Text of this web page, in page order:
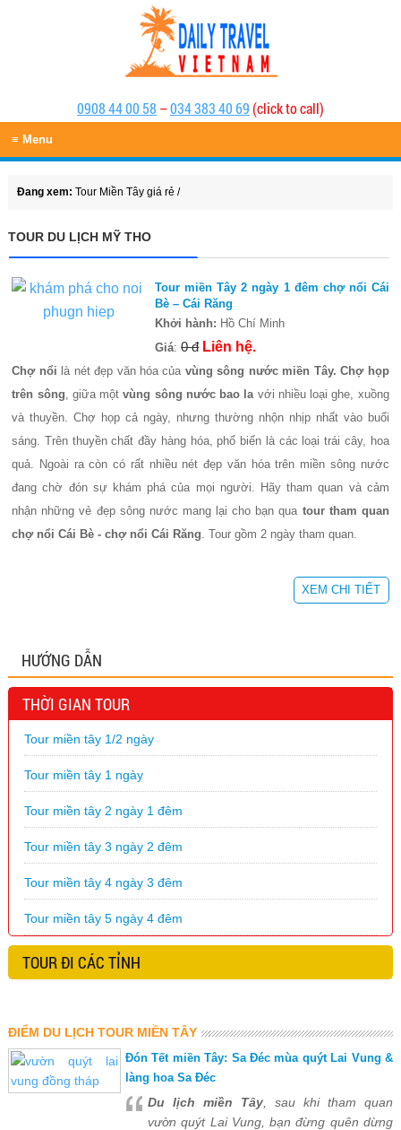
0908 44 00 58 –034 383 40 69 (click to call)
≡ Menu
Đang xem: Tour Miền Tây giá rẻ /
TOUR DU LỊCH MỸ THO
Tour miền Tây 2 ngày 1 đêm chợ nổi Cái
Bè – Cái Răng
Khởi hành: Hồ Chí Minh
Giá:0 đ Liên hệ.
Chợ nổi là nét đẹp văn hóa của vùng sông nước miền Tây. Chợ họp
trên sông, giữa mộtvùng sông nước bao lavới nhiều loại ghe, xuồng
và thuyền. Chợ họp cả ngày, nhưng thường nhộn nhịp nhất vào buổi
sáng. Trên thuyền chất đầy hàng hóa, phổ biến là các loại trái cây, hoa
quả. Ngoài ra còn có rất nhiều nét đẹp văn hóa trên miền sông nước
đang chờ đón sự khám phá của mọi người. Hãy tham quan và cảm
nhận những vẻ đẹp sông nước mang lại cho bạn qua tour tham quan
chợ nổi Cái Bè - chợ nổi Cái Răng. Tour gồm 2 ngày tham quan.
XEM CHI TIẾT
HƯỚNG DẪN
THỜI GIAN TOUR
Tour miền tây 1/2 ngày
Tour miền tây 1 ngày
Tour miền tây 2 ngày 1 đêm
Tour miền tây 3 ngày 2 đêm
Tour miền tây 4 ngày 3 đêm
Tour miền tây 5 ngày 4 đêm
TOUR ĐI CÁC TỈNH
ĐIỂM DU LỊCH TOUR MIỀN TÂY
Đón Tết miền Tây: Sa Đéc mùa quýt Lai Vung &
làng hoa Sa Đéc
Du lịch miền Tây , sau khi tham quan
vườn quýt Lai Vung, bạn đừng quên dừng